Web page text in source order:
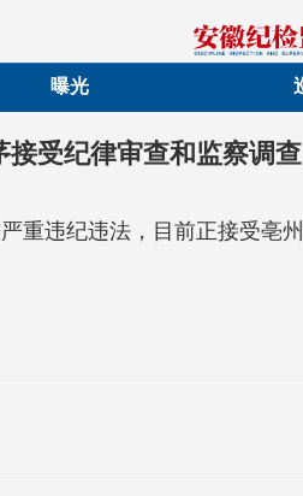
曝光
受纪律审查和监察调查
重违纪违法，目前正接受亳